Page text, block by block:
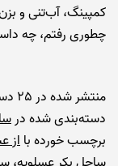
کمپینگ، آب‌تنی و
چطوری رفتم، چه
منتشر شده در 25 دسامبر 2021
دسته‌بندی شده در
برچسب خورده با از
ساحل بکر عسلویه،